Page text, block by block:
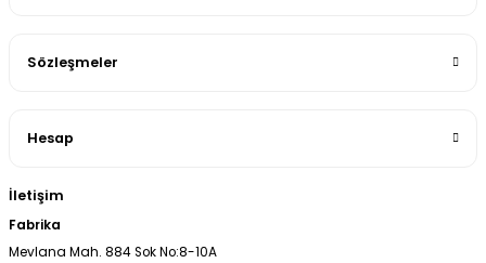
Sözleşmeler
Hesap
İletişim
Fabrika
Mevlana Mah. 884 Sok No:8-10A